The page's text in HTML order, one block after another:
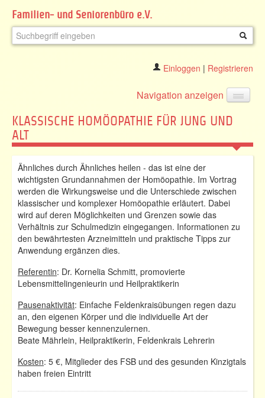
Familien- und Seniorenbüro e.V.
Einloggen | Registrieren
Navigation anzeigen
KLASSISCHE HOMÖOPATHIE FÜR JUNG UND
ALT
Ähnliches durch Ähnliches heilen - das ist eine der
wichtigsten Grundannahmen der Homöopathie. Im Vortrag
werden die Wirkungsweise und die Unterschiede zwischen
klassischer und komplexer Homöopathie erläutert. Dabei
wird auf deren Möglichkeiten und Grenzen sowie das
Verhältnis zur Schulmedizin eingegangen. Informationen zu
den bewährtesten Arzneimitteln und praktische Tipps zur
Anwendung ergänzen dies.
Referentin: Dr. Kornelia Schmitt, promovierte
Lebensmittelingenieurin und Heilpraktikerin
Pausenaktivität: Einfache Feldenkraisübungen regen dazu
an, den eigenen Körper und die individuelle Art der
Bewegung besser kennenzulernen.
Beate Mährlein, Heilpraktikerin, Feldenkrais Lehrerin
Kosten: 5 €, Mitglieder des FSB und des gesunden Kinzigtals
haben freien Eintritt